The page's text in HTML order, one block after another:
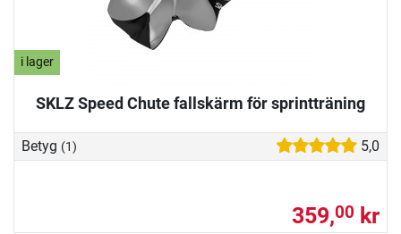
i lager
SKLZ Speed Chute fallskärm för sprintträning
Betyg (1) 5,0
359,00 kr